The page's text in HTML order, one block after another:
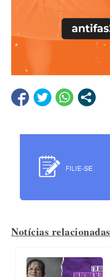
Notícias relacionadas